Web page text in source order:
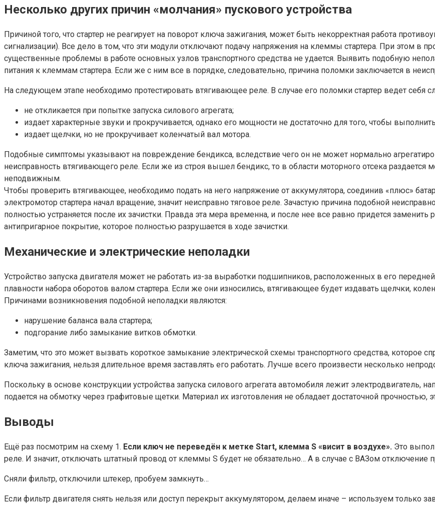
Несколько других причин «молчания» пускового устройства
Причиной того, что стартер не реагирует на поворот ключа зажигания, может быть некорректная работа
сигнализации). Все дело в том, что эти модули отключают подачу напряжения на клеммы стартера. При этом в
существенные проблемы в работе основных узлов транспортного средства не удается. Выявить подобную
питания к клеммам стартера. Если же с ним все в порядке, следовательно, причина поломки заключается в
На следующем этапе необходимо протестировать втягивающее реле. В случае его поломки стартер ведет себя
не откликается при попытке запуска силового агрегата;
издает характерные звуки и прокручивается, однако его мощности не достаточно для того, чтобы
издает щелчки, но не прокручивает коленчатый вал мотора.
Подобные симптомы указывают на повреждение бендикса, вследствие чего он не может нормально
неисправность втягивающего реле. Если же из строя вышел бендикс, то в области моторного отсека раздается
неподвижным.
Чтобы проверить втягивающее, необходимо подать на него напряжение от аккумулятора, соединив «плюс»
электромотор стартера начал вращение, значит неисправно тяговое реле. Зачастую причина подобной
полностью устраняется после их зачистки. Правда эта мера временна, и после нее все равно придется заменить
антипригарное покрытие, которое полностью разрушается в ходе зачистки.
Механические и электрические неполадки
Устройство запуска двигателя может не работать из-за выработки подшипников, расположенных в его
плавности набора оборотов валом стартера. Если же они износились, втягивающее будет издавать щелчки,
Причинами возникновения подобной неполадки являются:
нарушение баланса вала стартера;
подгорание либо замыкание витков обмотки.
Заметим, что это может вызвать короткое замыкание электрической схемы транспортного средства, которое
ключа зажигания, нельзя длительное время заставлять его работать. Лучше всего произвести несколько
Поскольку в основе конструкции устройства запуска силового агрегата автомобиля лежит электродвигатель,
подается на обмотку через графитовые щетки. Материал их изготовления не обладает достаточной
Выводы
Ещё раз посмотрим на схему 1. Если ключ не переведён к метке Start, клемма S «висит в воздухе». Это
реле. И значит, отключать штатный провод от клеммы S будет не обязательно… А в случае с ВАЗом отключение
Сняли фильтр, отключили штекер, пробуем замкнуть…
Если фильтр двигателя снять нельзя или доступ перекрыт аккумулятором, делаем иначе – используем только